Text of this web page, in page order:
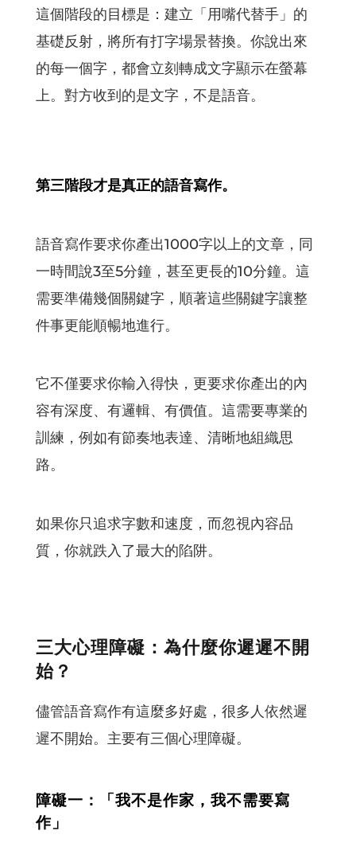
這個階段的目標是：建立「用嘴代替手」的
基礎反射，將所有打字場景替換。你說出來
的每一個字，都會立刻轉成文字顯示在螢幕
上。對方收到的是文字，不是語音。
第三階段才是真正的語音寫作。
語音寫作要求你產出1000字以上的文章，同
一時間說3至5分鐘，甚至更長的10分鐘。這
需要準備幾個關鍵字，順著這些關鍵字讓整
件事更能順暢地進行。
它不僅要求你輸入得快，更要求你產出的內
容有深度、有邏輯、有價值。這需要專業的
訓練，例如有節奏地表達、清晰地組織思
路。
如果你只追求字數和速度，而忽視內容品
質，你就跌入了最大的陷阱。
三大心理障礙：為什麼你遲遲不開
始？
儘管語音寫作有這麼多好處，很多人依然遲
遲不開始。主要有三個心理障礙。
障礙一：「我不是作家，我不需要寫
作」